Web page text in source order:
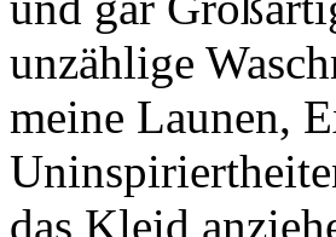
unzählige
meine Launen,
das Kleid